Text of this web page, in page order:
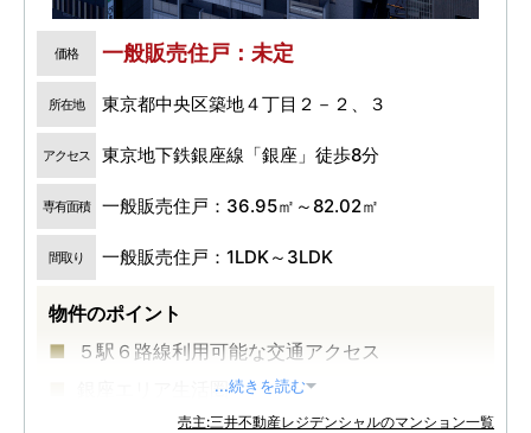
価格 一般販売住戸：未定
所在地 東京都中央区築地４丁目２－２、３
アクセス 東京地下鉄銀座線「銀座」徒歩8分
専有面積 一般販売住戸：36.95㎡～82.02㎡
間取り 一般販売住戸：1LDK～3LDK
物件のポイント
５駅６路線利用可能な交通アクセス
銀座エリア生活圏
大規模再開発が進む築地エリア
...続きを読む
売主:三井不動産レジデンシャルのマンション一覧